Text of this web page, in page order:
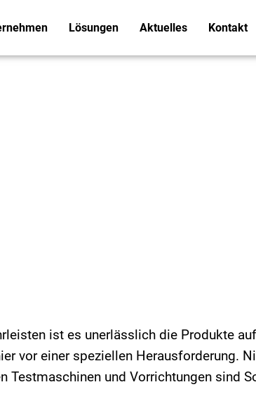
Lösungen Aktuelles Kontakt
ist es unerlässlich die Produkte
vor einer speziellen Herausforderung.
Testmaschinen und Vorrichtungen sind